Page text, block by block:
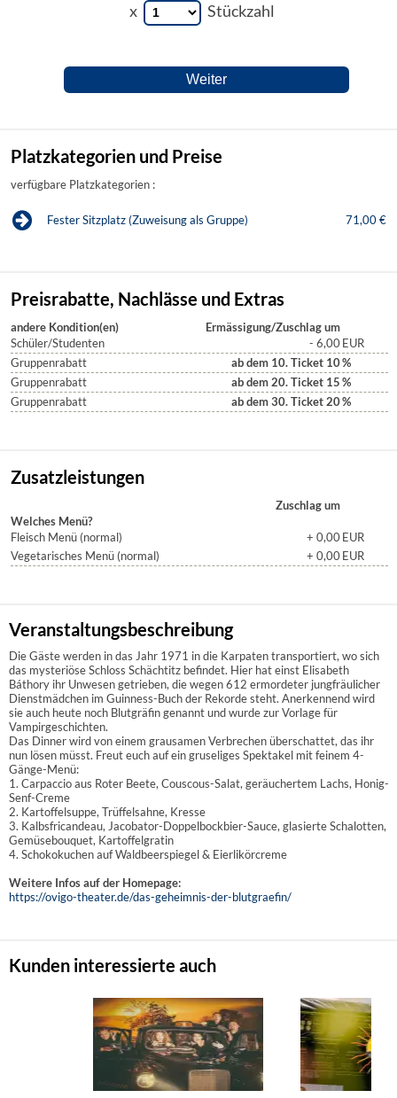
x Stückzahl
Platzkategorien und Preise
verfügbare Platzkategorien :
Fester Sitzplatz (Zuweisung als Gruppe) 71,00 €
Preisrabatte, Nachlässe und Extras
andere Kondition(en)
Ermässigung/Zuschlag um
Schüler/Studenten
- 6,00EUR
Gruppenrabatt
ab dem 10. Ticket 10%
Gruppenrabatt
ab dem 20. Ticket 15%
Gruppenrabatt
ab dem 30. Ticket 20%
Zusatzleistungen
Zuschlag um
Welches Menü?
Fleisch Menü (normal)
+ 0,00EUR
Vegetarisches Menü (normal)
+ 0,00EUR
Veranstaltungsbeschreibung
Die Gäste werden in das Jahr 1971 in die Karpaten transportiert, wo sich
das mysteriöse Schloss Schächtitz befindet. Hier hat einst Elisabeth
Báthory ihr Unwesen getrieben, die wegen 612 ermorde­ter jungfräulicher
Dienstmädchen im Guinness-Buch der Rekorde steht. Aner­ken­nend wird
sie auch heute noch Blutgräfin genannt und wurde zur Vorlage für
Vampirgeschichten.
Das Dinner wird von einem grausamen Verbrechen überschattet, das ihr
nun lösen müsst. Freut euch auf ein gruseliges Spektakel mit feinem 4-
Gänge-Menü:
1. Carpaccio aus Roter Beete, Couscous-Salat, geräuchertem Lachs, Honig-
Senf-Creme
2. Kartoffelsuppe, Trüffelsahne, Kresse
3. Kalbsfricandeau, Jacobator-Doppelbockbier-Sauce, glasierte Schalotten,
Gemüsebouquet, Kartoffelgratin
4. Schokokuchen auf Waldbeerspiegel & Eierlikörcreme
Weitere Infos auf der Homepage:
https://ovigo-theater.de/das-geheimnis-der-blutgraefin/
Kunden interessierte auch